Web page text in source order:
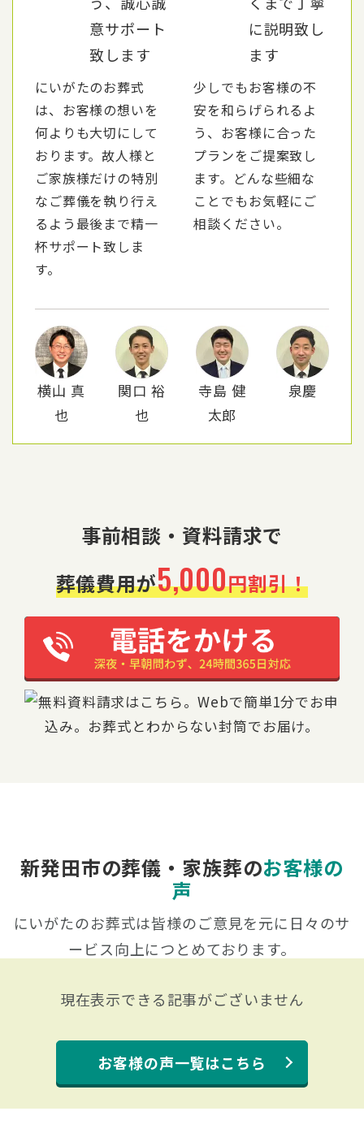
意サポート
致します
にいがたのお葬式
は、お客様の想いを
何よりも大切にして
おります。故人様と
ご家族様だけの特別
なご葬儀を執り行え
るよう最後まで精一
杯サポート致しま
す。
に説明致し
ます
少しでもお客様の不
安を和らげられるよ
う、お客様に合った
プランをご提案致し
ます。どんな些細な
ことでもお気軽にご
相談ください。
横山 真
也
関口 裕
也
寺島 健
太郎
泉慶
事前相談・資料請求で
葬儀費用が5,000円割引！
新発田市の葬儀・家族葬のお客様の
声
にいがたのお葬式は皆様のご意見を元に日々のサ
ービス向上につとめております。
現在表示できる記事がございません
お客様の声一覧はこちら